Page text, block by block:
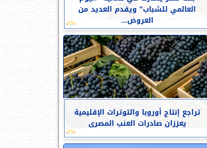
العالمي للشباب” ويقدم العديد من
العروض...
تراجع إنتاج أوروبا والتوترات الإقليمية
يعززان صادرات العنب المصرى